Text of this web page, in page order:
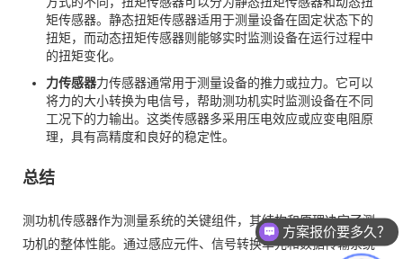
矩传感器。静态扭矩传感器适用于测量设备在固定状态下的
扭矩，而动态扭矩传感器则能够实时监测设备在运行过程中
的扭矩变化。
力传感器力传感器通常用于测量设备的推力或拉力。它可以
将力的大小转换为电信号，帮助测功机实时监测设备在不同
工况下的力输出。这类传感器多采用压电效应或应变电阻原
理，具有高精度和良好的稳定性。
总结
测功机传感器作为测量系统的关键组件，其结构和原理决定了测
功机的整体性能。通过感应元件、信号转换单元和数据传输系统
方案报价要多久？